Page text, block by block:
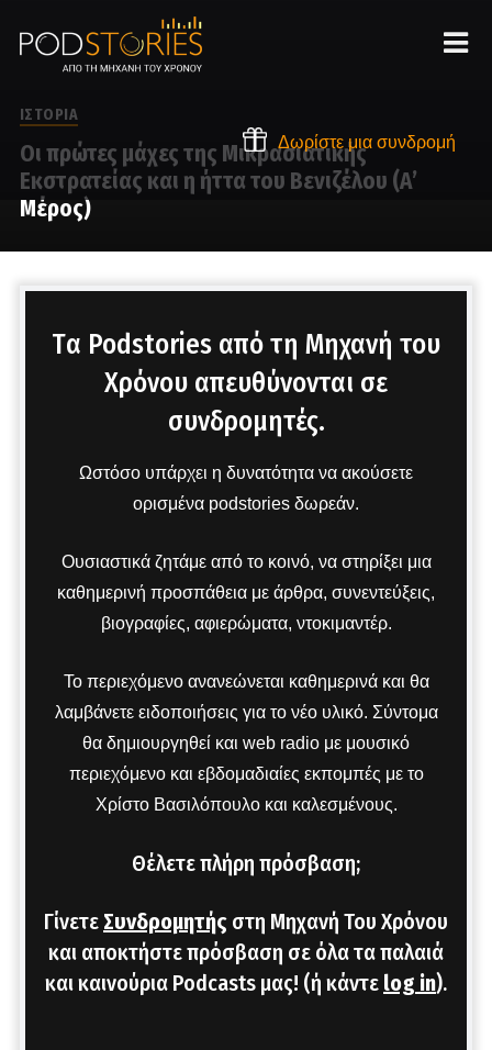
Δωρίστε μια συνδρομή
ΙΣΤΟΡΙΑ
Οι πρώτες μάχες της Μικρασιατικής
Εκστρατείας και η ήττα του Βενιζέλου (Α’
Μέρος)
Tα Podstories από τη Μηχανή του
Χρόνου απευθύνονται σε
συνδρομητές.
Ωστόσο υπάρχει η δυνατότητα να ακούσετε
ορισμένα podstories δωρεάν.
Ουσιαστικά ζητάμε από το κοινό, να στηρίξει μια
καθημερινή προσπάθεια με άρθρα, συνεντεύξεις,
βιογραφίες, αφιερώματα, ντοκιμαντέρ.
Το περιεχόμενο ανανεώνεται καθημερινά και θα
λαμβάνετε ειδοποιήσεις για το νέο υλικό. Σύντομα
θα δημιουργηθεί και web radio με μουσικό
περιεχόμενο και εβδομαδιαίες εκπομπές με το
Χρίστο Βασιλόπουλο και καλεσμένους.
Θέλετε πλήρη πρόσβαση;
Γίνετε Συνδρομητής στη Μηχανή Του Χρόνου
και αποκτήστε πρόσβαση σε όλα τα παλαιά
και καινούρια Podcasts μας! (ή κάντε log in).